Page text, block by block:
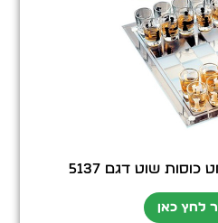
שוט דגם 5137
לחץ כאן